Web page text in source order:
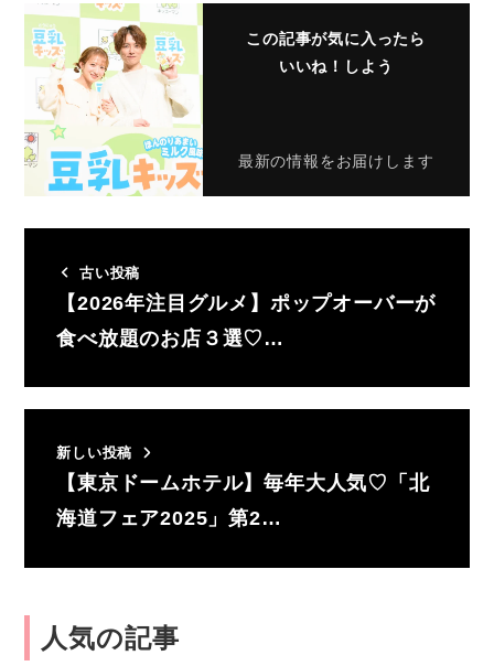
この記事が気に入ったら
いいね！しよう
最新の情報をお届けします
古い投稿
【2026年注目グルメ】ポップオーバーが
食べ放題のお店３選♡…
新しい投稿
【東京ドームホテル】毎年大人気♡「北
海道フェア2025」第2…
人気の記事